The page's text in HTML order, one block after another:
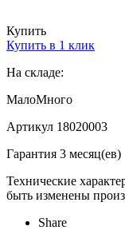
Купить
Купить в 1 клик
На складе:
МалоМного
Артикул 18020003
Гарантия 3 месяц(ев)
Технические
быть изменены
Share